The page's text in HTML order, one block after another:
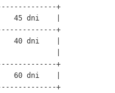
+
45 dni    |
+
40 dni    |
|
+
60 dni    |
+